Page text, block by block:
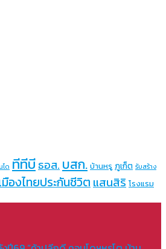
โด ทีทีบีธอส. บสก. บ้านหรู ภูเก็ต รับสร้าง
มืองไทยประกันชีวิต แสนสิริ โรงแรม